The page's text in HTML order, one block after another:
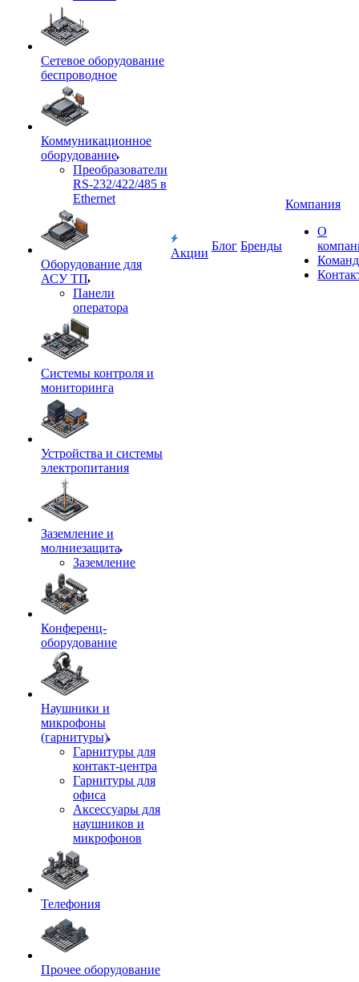
Сетевое оборудование
беспроводное
Коммуникационное
оборудование
Преобразователи
RS-232/422/485 в
Ethernet
Оборудование для
АСУ ТП
Панели
оператора
Системы контроля и
мониторинга
Устройства и системы
электропитания
Заземление и
молниезащита
Заземление
Конференц-
оборудование
Наушники и
микрофоны
(гарнитуры)
Гарнитуры для
контакт-центра
Гарнитуры для
офиса
Аксессуары для
наушников и
микрофонов
Телефония
Прочее оборудование
Акции
Блог Бренды
Компания
О